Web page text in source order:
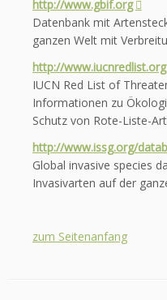
http://www.gbif.org
Datenbank mit
ganzen Welt mit
http://www.iucnredlist.org
IUCN Red List of
Informationen zu
Schutz von Rote-Liste-
http://www.issg.org/
Global invasive species
Invasivarten auf der
zum Seitenanfang